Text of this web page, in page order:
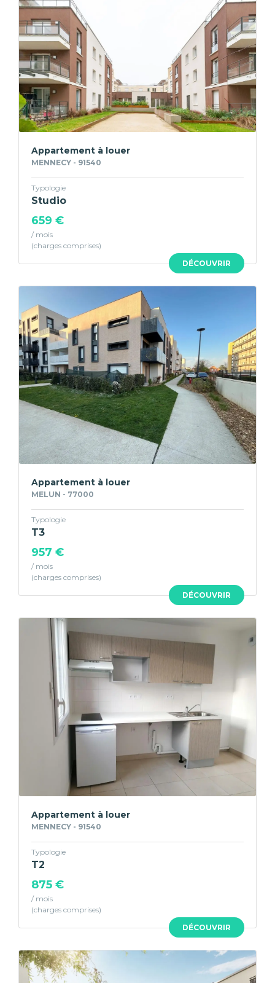
DÉCOUVRIR
Appartement à louer
MENNECY - 91540
Typologie
Studio
659 €
/ mois
DÉCOUVRIR
Appartement à louer
MELUN - 77000
Typologie
T3
957 €
/ mois
DÉCOUVRIR
Appartement à louer
MENNECY - 91540
Typologie
T2
875 €
/ mois